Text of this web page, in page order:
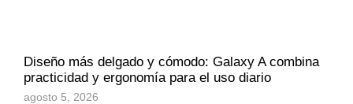
Diseño más delgado y cómodo: Galaxy A combina
practicidad y ergonomía para el uso diario
agosto 5, 2026